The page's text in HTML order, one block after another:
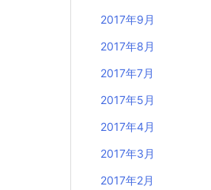
2017年9月
2017年8月
2017年7月
2017年5月
2017年4月
2017年3月
2017年2月